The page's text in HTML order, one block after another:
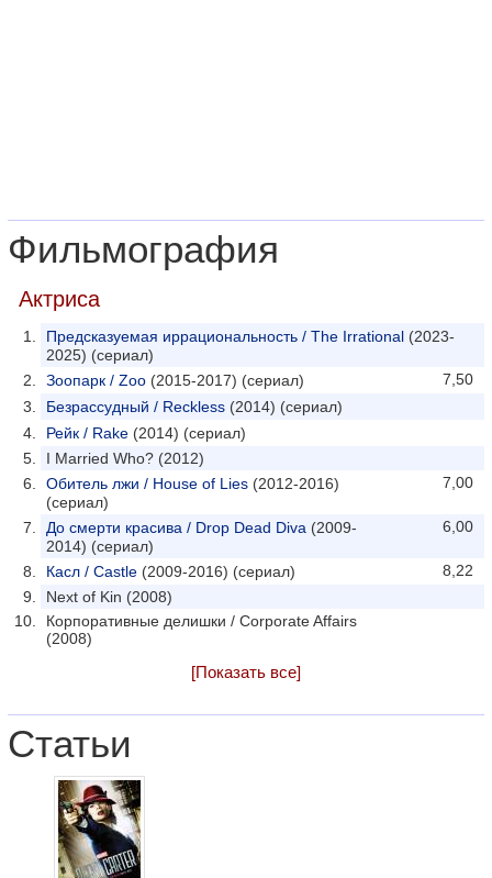
Фильмография
Актриса
Предсказуемая иррациональность / The Irrational (2023-
2025) (сериал)
7,50
Зоопарк / Zoo (2015-2017) (сериал)
Безрассудный / Reckless (2014) (сериал)
Рейк / Rake (2014) (сериал)
I Married Who? (2012)
7,00
Обитель лжи / House of Lies (2012-2016)
(сериал)
6,00
До смерти красива / Drop Dead Diva (2009-
2014) (сериал)
8,22
Касл / Castle (2009-2016) (сериал)
Next of Kin (2008)
Корпоративные делишки / Corporate Affairs
(2008)
[Показать все]
Статьи